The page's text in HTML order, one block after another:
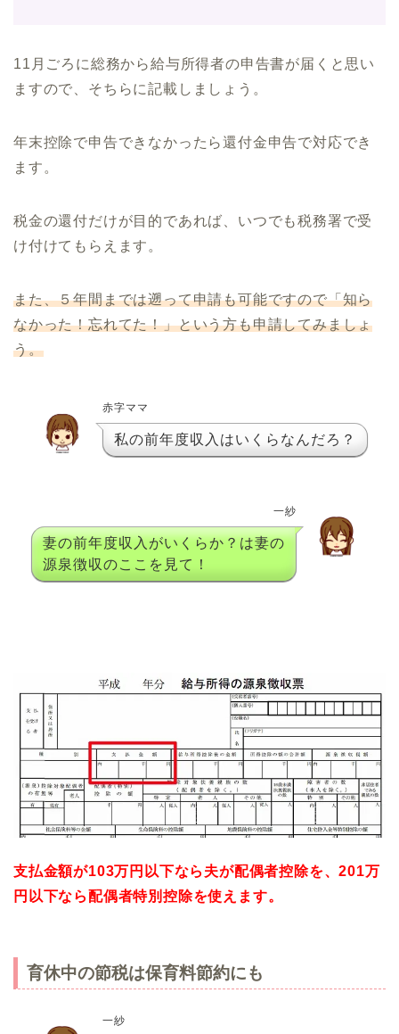
11月ごろに総務から給与所得者の申告書が届くと思い
ますので、そちらに記載しましょう。
年末控除で申告できなかったら還付金申告で対応でき
ます。
税金の還付だけが目的であれば、いつでも税務署で受
け付けてもらえます。
また、５年間までは遡って申請も可能ですので「知ら
なかった！忘れてた！」という方も申請してみましょ
う。
赤字ママ
私の前年度収入はいくらなんだろ？
一紗
妻の前年度収入がいくらか？は妻の
源泉徴収のここを見て！
支払金額が103万円以下なら夫が配偶者控除を、201万
円以下なら配偶者特別控除を使えます。
育休中の節税は保育料節約にも
一紗